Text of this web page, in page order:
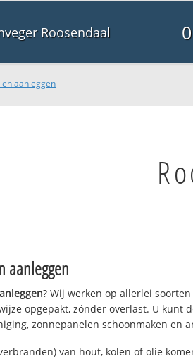
Roosendaal
aanleggen
aanleggen
? Wij werken op allerlei
opgepakt, zónder overlast. U kunt
zonnepanelen schoonmaken en
van hout, kolen of olie